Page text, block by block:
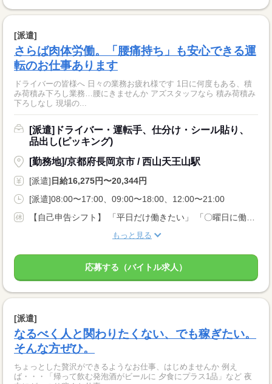
[派遣]
さらば肉体労働。「腰痛持ち」も安心できる運
転のお仕事あります
ドライバーの皆様へ 日々の業務お疲れ様です 1日に何度もある、積
み荷積み下ろし業務…腰にきませんか アズスタッフなら 積み荷積み
下ろしなし 現場の...
[派遣]ドライバー・運転手、仕分け・シール貼り、
品出し(ピッキング)
[勤務地]/京都府長岡京市 / 西山天王山駅
[派遣]日給16,275円〜20,344円
[派遣]08:00〜17:00、09:00〜18:00、12:00〜21:00
もっと見る
応募する（バイトル求人）
[派遣]
なるべく人と関わりたくない、でも稼ぎたい。
そんな方ぜひ。
ちょっとした贅沢ができるようなお仕事、はじめませんか 例え
ば・・・「帰って飲む発泡酒がビールに 夕食にプラス1品」など 夜